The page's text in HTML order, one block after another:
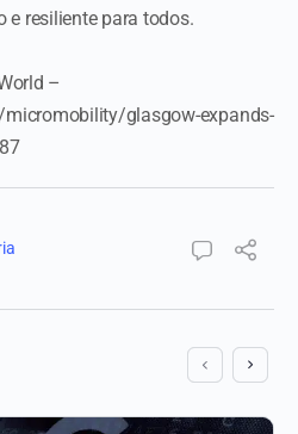
e resiliente para todos.
–
glasgow-expands-